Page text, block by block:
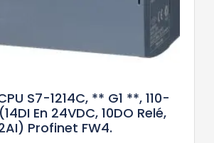
S7-1214C, ** G1 **, 110-
En 24VDC, 10DO Relé,
Profinet FW4.